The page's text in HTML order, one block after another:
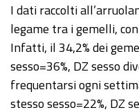
I dati raccolti
legame tra i gemelli,
Infatti, il 34,2% dei
sesso=36%, DZ sesso
frequentarsi ogni
stesso sesso=22%, DZ